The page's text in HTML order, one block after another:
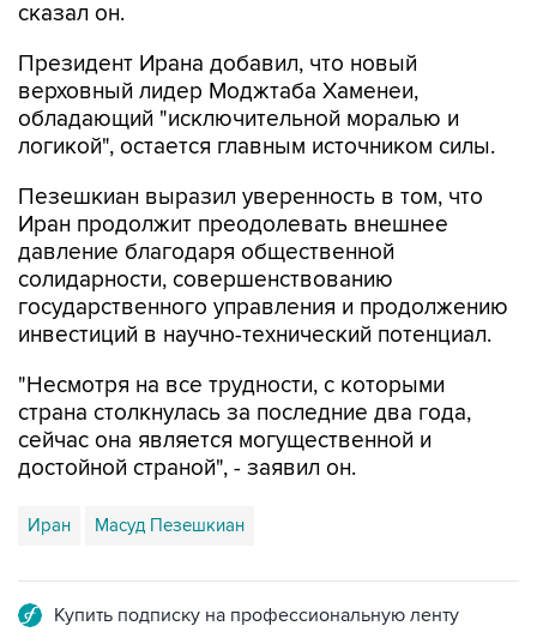
сказал он.
Президент Ирана добавил, что новый
верховный лидер Моджтаба Хаменеи,
обладающий "исключительной моралью и
логикой", остается главным источником силы.
Пезешкиан выразил уверенность в том, что
Иран продолжит преодолевать внешнее
давление благодаря общественной
солидарности, совершенствованию
государственного управления и продолжению
инвестиций в научно-технический потенциал.
"Несмотря на все трудности, с которыми
страна столкнулась за последние два года,
сейчас она является могущественной и
достойной страной", - заявил он.
Иран Масуд Пезешкиан
Купить подписку на профессиональную ленту